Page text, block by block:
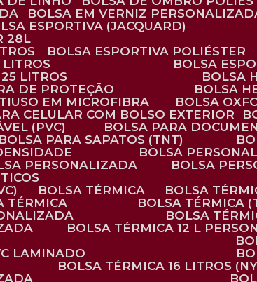
BOLSA EM VERNIZ
ESPORTIVA (JACQUARD)
28L
BOLSA ESPORTIVA POLIÉSTER
LITROS
BOLSA
LITROS
BOLSA
DE PROTEÇÃO
BOLSA
EM MICROFIBRA BOLSA
CELULAR COM BOLSO EXTERIOR
(PVC)
BOLSA PARA
BOLSA PARA SAPATOS (TNT)
BOLSA
PERSONALIZADA BOLSA
BOLSA TÉRMICA BOLSA
TÉRMICA BOLSA TÉRMICA
BOLSA
BOLSA TÉRMICA 12 L
LAMINADO
BOLSA TÉRMICA 16 LITROS